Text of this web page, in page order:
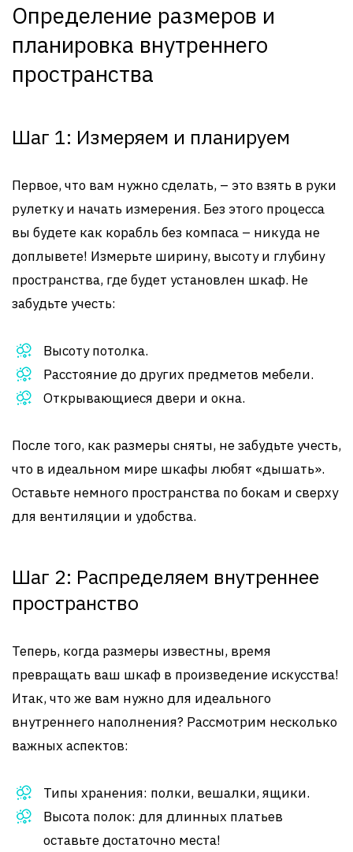
Определение размеров и
планировка внутреннего
пространства
Шаг 1: Измеряем и планируем
Первое, что вам нужно сделать, – это взять в руки
рулетку и начать измерения. Без этого процесса
вы будете как корабль без компаса – никуда не
доплывете! Измерьте ширину, высоту и глубину
пространства, где будет установлен шкаф. Не
забудьте учесть:
Высоту потолка.
Расстояние до других предметов мебели.
Открывающиеся двери и окна.
После того, как размеры сняты, не забудьте учесть,
что в идеальном мире шкафы любят «дышать».
Оставьте немного пространства по бокам и сверху
для вентиляции и удобства.
Шаг 2: Распределяем внутреннее
пространство
Теперь, когда размеры известны, время
превращать ваш шкаф в произведение искусства!
Итак, что же вам нужно для идеального
внутреннего наполнения? Рассмотрим несколько
важных аспектов:
Типы хранения: полки, вешалки, ящики.
Высота полок: для длинных платьев
оставьте достаточно места!